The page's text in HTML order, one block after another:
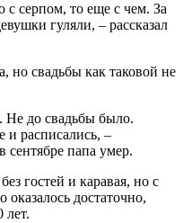
с серпом, то еще с чем. За
гуляли, – рассказал
но свадьбы как таковой не
Не до свадьбы было.
и расписались, –
сентябре папа умер.
гостей и каравая, но с
достаточно,
лет.